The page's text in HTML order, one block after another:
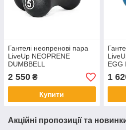
Гантелі неопренові пара
LiveUp NEOPRENE
DUMBBELL
2 550 ₴
Купити
EGG
1
Акційні пропозиції та